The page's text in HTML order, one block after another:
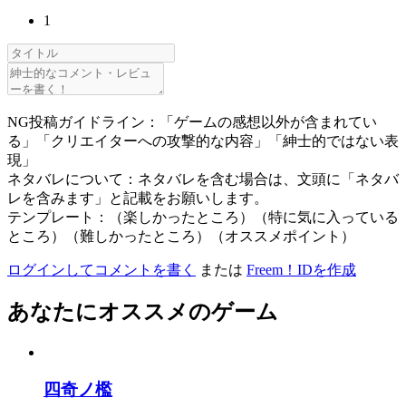
1
NG投稿ガイドライン：「ゲームの感想以外が含まれてい
る」「クリエイターへの攻撃的な内容」「紳士的ではない表
現」
ネタバレについて：ネタバレを含む場合は、文頭に「ネタバ
レを含みます」と記載をお願いします。
テンプレート：（楽しかったところ）（特に気に入っている
ところ）（難しかったところ）（オススメポイント）
ログインしてコメントを書く または Freem！IDを作成
あなたにオススメのゲーム
四奇ノ檻